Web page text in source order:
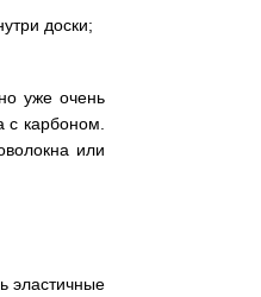
доски;
уже очень
с карбоном.
или
эластичные